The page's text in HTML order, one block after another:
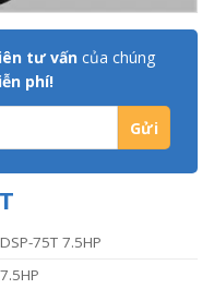
tư vấn của chúng
phí!
75T 7.5HP